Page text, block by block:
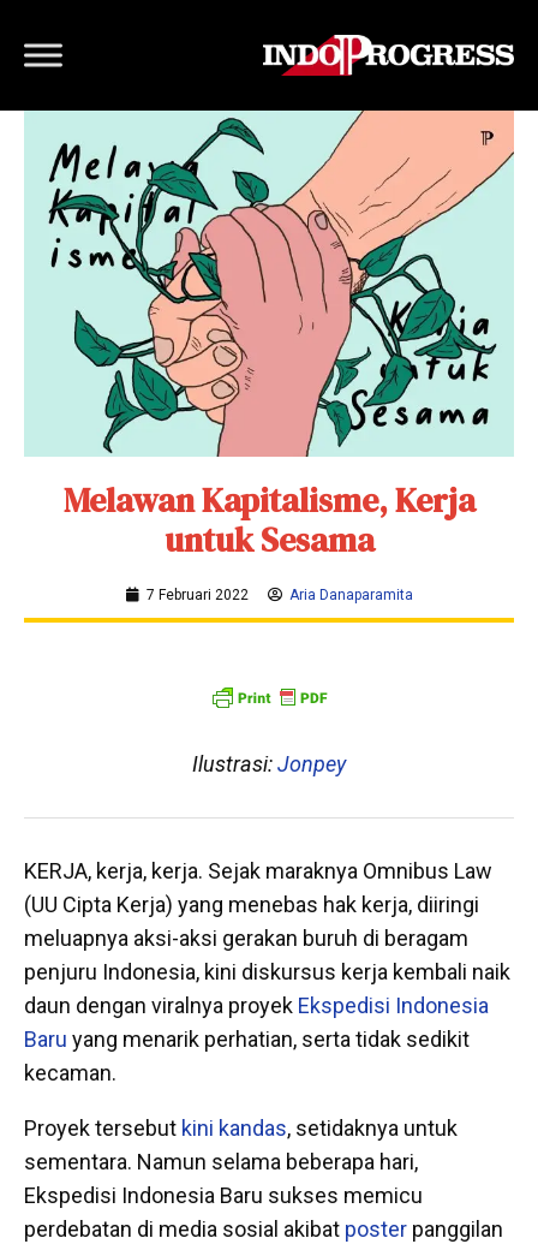
Melawan Kapitalisme, Kerja
untuk Sesama
7 Februari 2022 Aria Danaparamita
Ilustrasi:Jonpey
KERJA, kerja, kerja. Sejak maraknya Omnibus Law
(UU Cipta Kerja) yang menebas hak kerja, diiringi
meluapnya aksi-aksi gerakan buruh di beragam
penjuru Indonesia, kini diskursus kerja kembali naik
daun dengan viralnya proyek Ekspedisi Indonesia
Baru yang menarik perhatian, serta tidak sedikit
kecaman.
Proyek tersebut kini kandas, setidaknya untuk
sementara. Namun selama beberapa hari,
Ekspedisi Indonesia Baru sukses memicu
perdebatan di media sosial akibat poster panggilan